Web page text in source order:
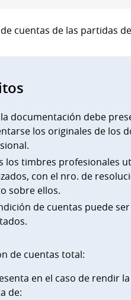
cuentas de las partidas
documentación debe
los originales de los
los timbres profesionales
con el nro. de
sobre ellos.
de cuentas puede
de cuentas total:
en el caso de rendir
de: